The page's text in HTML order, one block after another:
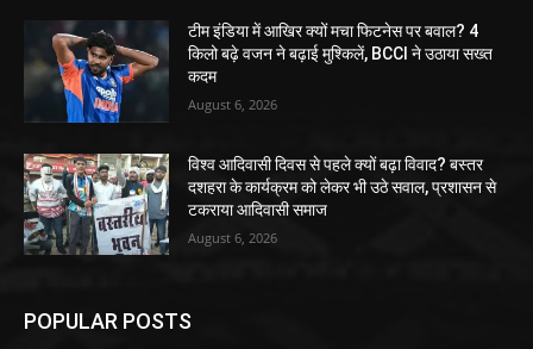
टीम इंडिया में आखिर क्यों मचा फिटनेस पर बवाल? 4
किलो बढ़े वजन ने बढ़ाई मुश्किलें, BCCI ने उठाया सख्त
कदम
August 6, 2026
विश्व आदिवासी दिवस से पहले क्यों बढ़ा विवाद? बस्तर
दशहरा के कार्यक्रम को लेकर भी उठे सवाल, प्रशासन से
टकराया आदिवासी समाज
August 6, 2026
POPULAR POSTS